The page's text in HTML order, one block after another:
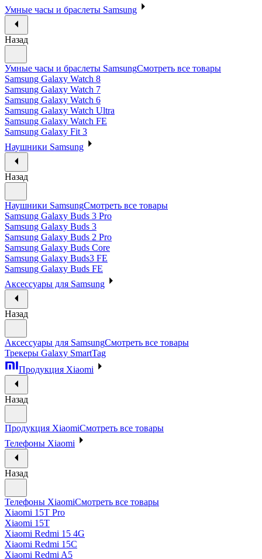
Умные часы и браслеты Samsung
Назад
Умные часы и браслеты SamsungСмотреть все товары
Samsung Galaxy Watch 8
Samsung Galaxy Watch 7
Samsung Galaxy Watch 6
Samsung Galaxy Watch Ultra
Samsung Galaxy Watch FE
Samsung Galaxy Fit 3
Наушники Samsung
Назад
Наушники SamsungСмотреть все товары
Samsung Galaxy Buds 3 Pro
Samsung Galaxy Buds 3
Samsung Galaxy Buds 2 Pro
Samsung Galaxy Buds Core
Samsung Galaxy Buds3 FE
Samsung Galaxy Buds FE
Аксессуары для Samsung
Назад
Аксессуары для SamsungСмотреть все товары
Трекеры Galaxy SmartTag
Продукция Xiaomi
Назад
Продукция XiaomiСмотреть все товары
Телефоны Xiaomi
Назад
Телефоны XiaomiСмотреть все товары
Xiaomi 15T Pro
Xiaomi 15T
Xiaomi Redmi 15 4G
Xiaomi Redmi 15C
Xiaomi Redmi A5